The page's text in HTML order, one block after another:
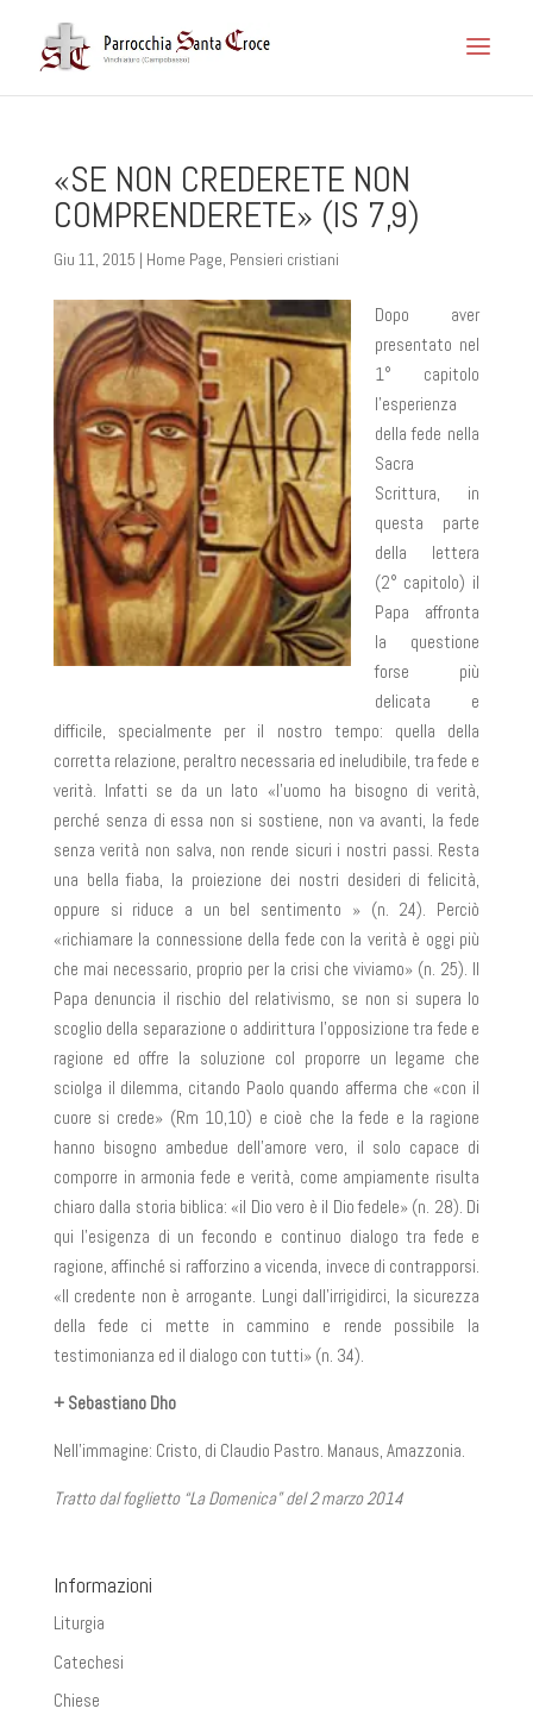
«SE NON CREDERETE NON
COMPRENDERETE» (IS 7,9)
Giu 11, 2015 | Home Page, Pensieri cristiani
Dopo aver
presentato nel
1° capitolo
l’esperienza
della fede nella
Sacra
Scrittura, in
questa parte
della lettera
(2° capitolo) il
Papa affronta
la questione
forse più
delicata e
difficile, specialmente per il nostro tempo: quella della
corretta relazione, peraltro necessaria ed ineludibile, tra fede e
verità. Infatti se da un lato «l’uomo ha bisogno di verità,
perché senza di essa non si sostiene, non va avanti, la fede
senza verità non salva, non rende sicuri i nostri passi. Resta
una bella fiaba, la proiezione dei nostri desideri di felicità,
oppure si riduce a un bel sentimento » (n. 24). Perciò
«richiamare la connessione della fede con la verità è oggi più
che mai necessario, proprio per la crisi che viviamo» (n. 25). Il
Papa denuncia il rischio del relativismo, se non si supera lo
scoglio della separazione o addirittura l’opposizione tra fede e
ragione ed offre la soluzione col proporre un legame che
sciolga il dilemma, citando Paolo quando afferma che «con il
cuore si crede» (Rm 10,10) e cioè che la fede e la ragione
hanno bisogno ambedue dell’amore vero, il solo capace di
comporre in armonia fede e verità, come ampiamente risulta
chiaro dalla storia biblica: «il Dio vero è il Dio fedele» (n. 28). Di
qui l’esigenza di un fecondo e continuo dialogo tra fede e
ragione, affinché si rafforzino a vicenda, invece di contrapporsi.
«Il credente non è arrogante. Lungi dall’irrigidirci, la sicurezza
della fede ci mette in cammino e rende possibile la
testimonianza ed il dialogo con tutti» (n. 34).
+ Sebastiano Dho
Nell’immagine: Cristo, di Claudio Pastro. Manaus, Amazzonia.
Tratto dal foglietto “La Domenica” del 2 marzo 2014
Informazioni
Liturgia
Catechesi
Chiese